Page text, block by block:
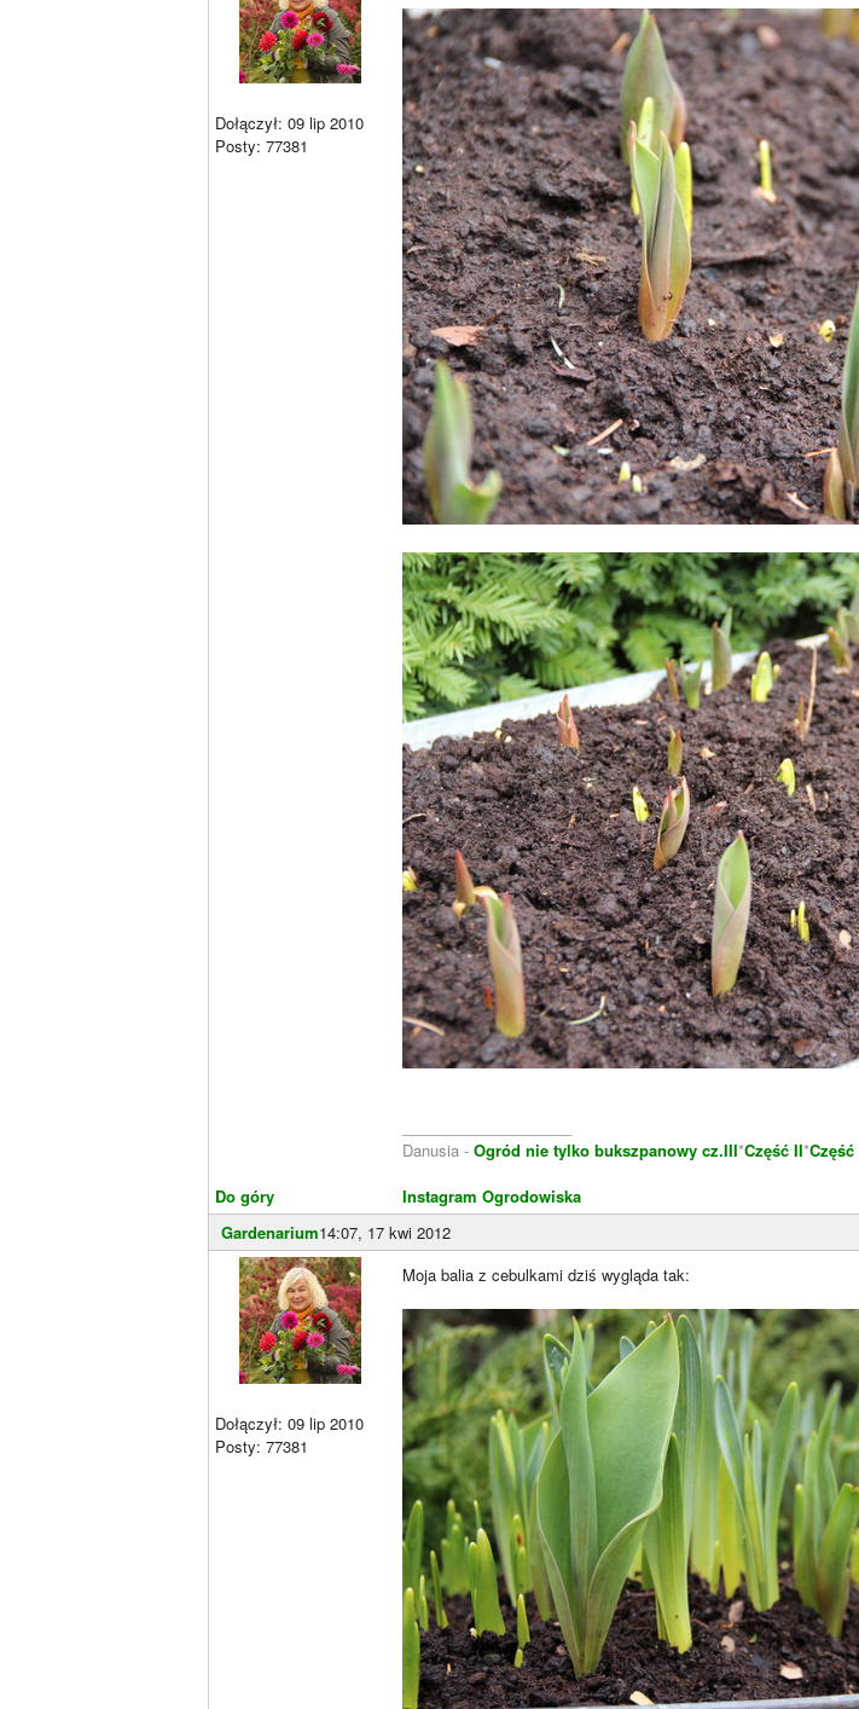
Dołączył: 09 lip 2010
Posty: 77381
Do góry
Danusia - Ogród nie tylko bukszpanowy cz.III*Część II*Część
Instagram Ogrodowiska
Gardenarium14:07, 17 kwi 2012
Dołączył: 09 lip 2010
Posty: 77381
Moja balia z cebulkami dziś wygląda tak: